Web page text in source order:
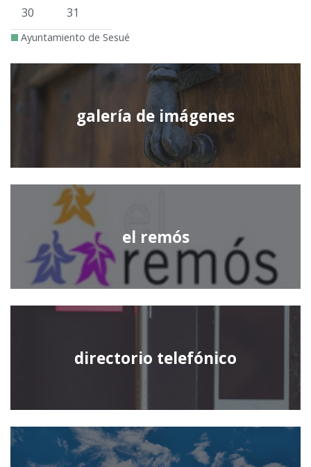
30 31
Ayuntamiento de Sesué
galería de imágenes
el remós
directorio telefónico